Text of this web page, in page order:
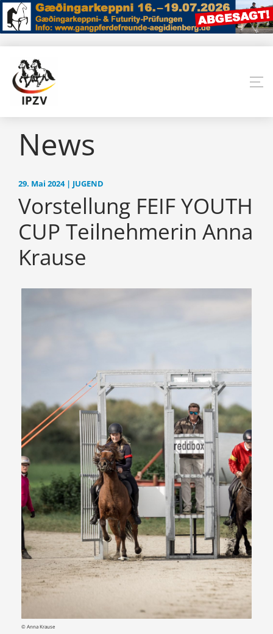
News
29. Mai 2024 | JUGEND
Vorstellung FEIF YOUTH
CUP Teilnehmerin Anna
Krause
© Anna Krause